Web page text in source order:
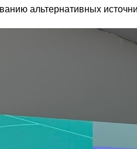
альтернативных